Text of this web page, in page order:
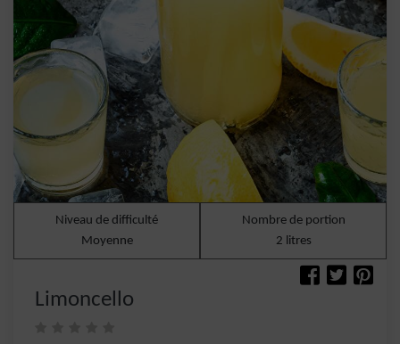
Niveau de difficulté
Moyenne
Nombre de portion
2 litres
Limoncello